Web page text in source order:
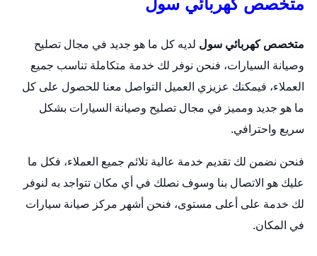
متخصص كهربائي سول
متخصص كهربائي سول لديه كل ما هو جديد في مجال تصليح
وصيانة السيارات، فنحن نوفر لك خدمة متكاملة تناسب جميع
العملاء، فيمكنك عزيزي العميل التواصل معنا للحصول على كل
ما هو جديد ومميز في مجال تصليح وصيانة السيارات بشكل
سريع واحترافي.
فنحن نضمن لك تقديم خدمة عالية تلائم جميع العملاء، فكل ما
عليك هو الاتصال بنا وسوف نصلك في أي مكان تتواجد به لنوفر
لك خدمة على أعلى مستوى، فنحن أشهر مركز صيانة سيارات
في المكان.